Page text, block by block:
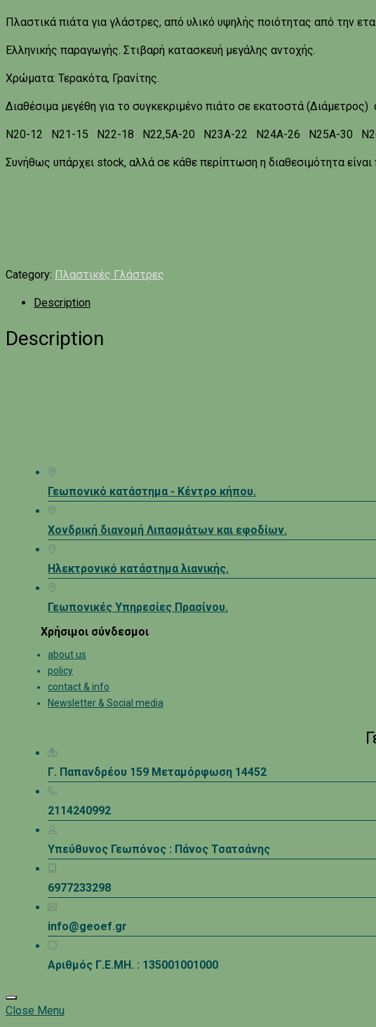
Πλαστικά πιάτα για γλάστρες, από υλικό υψηλής ποιότητας από την
Ελληνικής παραγωγής. Στιβαρή κατασκευή μεγάλης αντοχής.
Χρώματα: Τερακότα, Γρανίτης.
Διαθέσιμα μεγέθη για το συγκεκριμένο πιάτο σε εκατοστά (Διάμετρος)
Ν20-12 Ν21-15 Ν22-18 Ν22,5Α-20 Ν23Α-22 Ν24Α-26 Ν25Α-30
Συνήθως υπάρχει stock, αλλά σε κάθε περίπτωση η διαθεσιμότητα είναι
Category: Πλαστικές Γλάστρες
Description
Description
Γεωπονικό κατάστημα - Κέντρο κήπου.
Χονδρική διανομή Λιπασμάτων και εφοδίων.
Ηλεκτρονικό κατάστημα λιανικής.
Γεωπονικές Υπηρεσίες Πρασίνου.
Χρήσιμοι σύνδεσμοι
about us
policy
contact & info
Newsletter & Social media
Γ. Παπανδρέου 159 Μεταμόρφωση 14452
2114240992
Υπεύθυνος Γεωπόνος : Πάνος Τσατσάνης
6977233298
info@geoef.gr
Αριθμός Γ.Ε.ΜΗ. : 135001001000
Close Menu